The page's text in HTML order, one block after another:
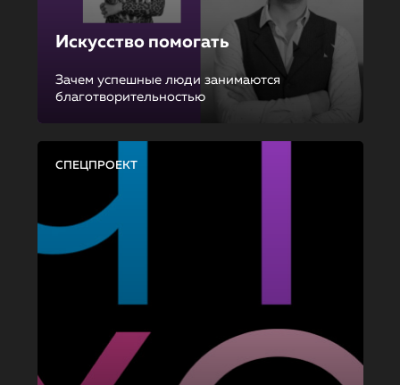
Искусство помогать
Зачем успешные люди занимаются
благотворительностью
СПЕЦПРОЕКТ